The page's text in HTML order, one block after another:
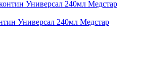
Универсал 240мл Медстар